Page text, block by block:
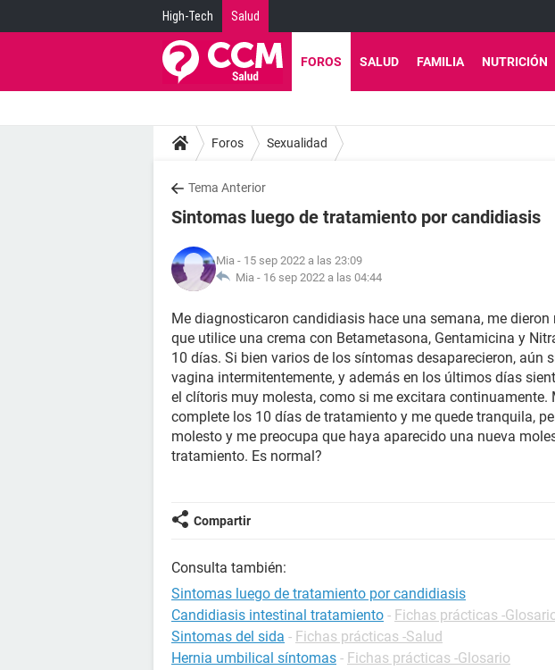
High-Tech Salud
FOROS SALUD FAMILIA NUTRICIÓN
Foros Sexualidad
Tema Anterior
Sintomas luego de tratamiento por candidiasis
Mia - 15 sep 2022 a las 23:09
Mia - 16 sep 2022 a las 04:44
Me diagnosticaron candidiasis hace una semana, me
que utilice una crema con Betametasona, Gentamicina y
10 días. Si bien varios de los síntomas desaparecieron, aún
vagina intermitentemente, y además en los últimos días
el clítoris muy molesta, como si me excitara continuamente.
complete los 10 días de tratamiento y me quede tranquila,
molesto y me preocupa que haya aparecido una nueva
tratamiento. Es normal?
Compartir
Consulta también:
Sintomas luego de tratamiento por candidiasis
Candidiasis intestinal tratamiento - Fichas prácticas -
Sintomas del sida - Fichas prácticas -Salud
Hernia umbilical síntomas - Fichas prácticas -Glosario